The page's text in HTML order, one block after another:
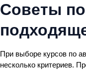
Советы
При выборе курсов по
несколько критериев.